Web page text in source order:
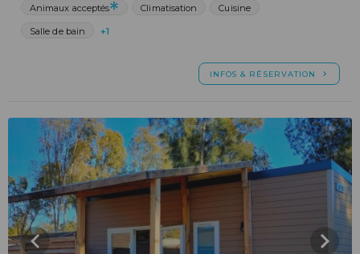
Animaux acceptés Climatisation Cuisine
Salle de bain +1
INFOS & RÉSERVATION